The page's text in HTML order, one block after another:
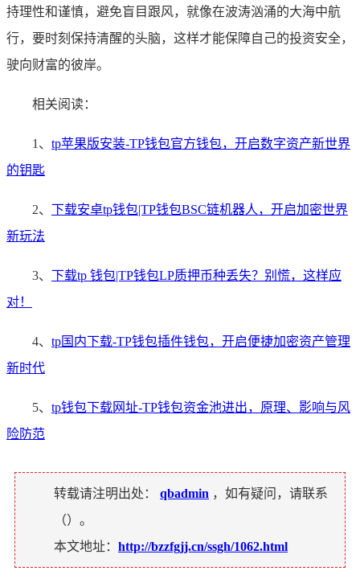
持理性和谨慎，避免盲目跟风，就像在波涛汹涌的大海中航
行，要时刻保持清醒的头脑，这样才能保障自己的投资安全，
驶向财富的彼岸。
相关阅读：
1、 tp苹果版安装-TP钱包官方钱包，开启数字资产新世界
的钥匙
2、 下载安卓tp钱包|TP钱包BSC链机器人，开启加密世界
新玩法
3、 下载tp 钱包|TP钱包LP质押币种丢失？别慌，这样应
对！
4、 tp国内下载-TP钱包插件钱包，开启便捷加密资产管理
新时代
5、 tp钱包下载网址-TP钱包资金池进出，原理、影响与风
险防范
转载请注明出处： qbadmin ，如有疑问，请联系
（）。
本文地址： http://bzzfgjj.cn/ssgh/1062.html